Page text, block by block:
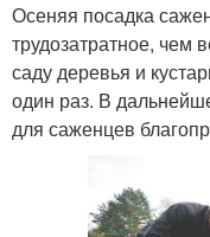
Осеняя посадка
трудозатратное,
саду деревья и
один раз. В
для саженцев